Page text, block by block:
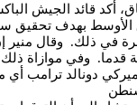
أكد قائد الجيش
بهدف تحقيق
في ذلك. وقال منير
قدما. وفي موازاة
دونالد ترامب أي